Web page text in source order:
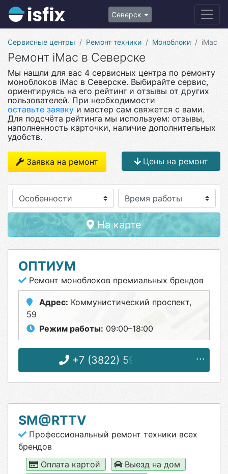
Северск
Сервисные центры Ремонт техники Моноблоки iMac
Ремонт iMac в Северске
Мы нашли для вас 4 сервисных центра по ремонту
моноблоков iMac в Северске. Выбирайте сервис,
ориентируясь на его рейтинг и отзывы от других
пользователей. При необходимости
оставьте заявку и мастер сам свяжется с вами.
Для подсчёта рейтинга мы используем: отзывы,
наполненность карточки, наличие дополнительных
удобств.
Заявка на ремонт Цены на ремонт
Особенности
На карте
ОПТИУМ
Ремонт моноблоков премиальных брендов
Адрес: Коммунистический проспект,
59
Режим работы: 09:00–18:00
+7 (3822) 59-00-59
SM@RTTV
Профессиональный ремонт техники всех
брендов
Оплата картой
Выезд на дом